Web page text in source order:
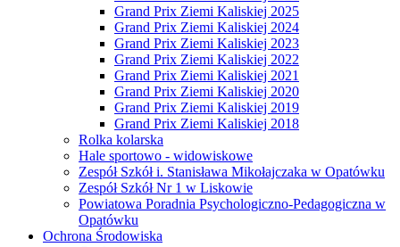
Grand Prix Ziemi Kaliskiej 2025
Grand Prix Ziemi Kaliskiej 2024
Grand Prix Ziemi Kaliskiej 2023
Grand Prix Ziemi Kaliskiej 2022
Grand Prix Ziemi Kaliskiej 2021
Grand Prix Ziemi Kaliskiej 2020
Grand Prix Ziemi Kaliskiej 2019
Grand Prix Ziemi Kaliskiej 2018
Rolka kolarska
Hale sportowo - widowiskowe
Zespół Szkół i. Stanisława Mikołajczaka w Opatówku
Zespół Szkół Nr 1 w Liskowie
Powiatowa Poradnia Psychologiczno-Pedagogiczna w
Opatówku
Ochrona Środowiska